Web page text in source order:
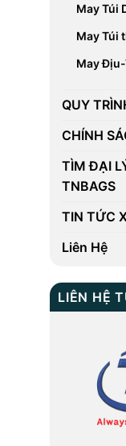
May Túi
May Túi
May
QUY
CHÍNH
TÌM ĐẠI
TNBAGS
TIN TỨC
Liên Hệ
LIÊN HỆ